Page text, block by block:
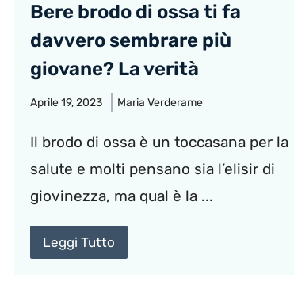
Bere brodo di ossa ti fa
davvero sembrare più
giovane? La verità
Aprile 19, 2023 Maria Verderame
Il brodo di ossa è un toccasana per la
salute e molti pensano sia l’elisir di
giovinezza, ma qual è la ...
Leggi Tutto